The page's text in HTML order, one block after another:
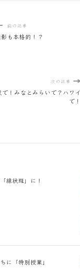
前の記事
も本格的！？
次の記事
で！みなとみらいで？ハワイ
で！
線状斑」に！
に「特別授業」